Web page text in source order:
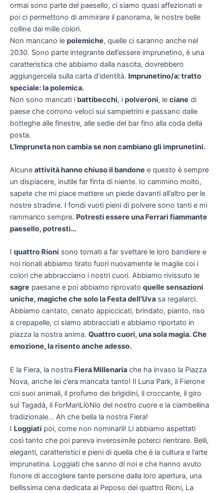
ormai sono parte del paesello, ci siamo quasi affezionati e
poi ci permettono di ammirare il panorama, le nostre belle
colline dai mille colori.
Non mancano le polemiche, quelle ci saranno anche nel
2030. Sono parte integrante dell’essere imprunetino, è una
caratteristica che abbiamo dalla nascita, dovrebbero
aggiungercela sulla carta d’identità. Imprunetino/a: tratto
speciale: la polemica.
Non sono mancati i battibecchi, i polveroni, le ciane di
paese che corrono veloci sui sampietrini e passano dalle
botteghe alle finestre, alle sedie del bar fino alla coda della
posta.
L’Impruneta non cambia se non cambiano gli imprunetini.
Alcune attività hanno chiuso il bandone e questo è sempre
un dispiacere, inutile far finta di niente. Io cammino molto,
sapete che mi piace mettere un piede davanti all’altro per le
nostre stradine. I fondi vuoti pieni di polvere sono tanti e mi
rammarico sempre. Potresti essere una Ferrari fiammante
paesello, potresti…
I quattro Rioni sono tornati a far svettare le loro bandiere e
noi rionali abbiamo tirato fuori nuovamente le maglie coi i
colori che abbracciano i nostri cuori. Abbiamo rivissuto le
sagre paesane e poi abbiamo riprovato quelle sensazioni
uniche, magiche che solo la Festa dell’Uva sa regalarci.
Abbiamo cantato, cenato appiccicati, brindato, pianto, riso
a crepapelle, ci siamo abbracciati e abbiamo riportato in
piazza la nostra anima. Quattro cuori, una sola magia. Che
emozione, la risento anche adesso.
E la Fiera, la nostra Fiera Millenaria che ha invaso la Piazza
Nova, anche lei c’era mancata tanto! Il Luna Park, il Fierone
coi suoi animali, il profumo dei brigidini, il croccante, il giro
sul Tagadà, il ForMariLlòNio del nostro cuore e la ciambellina
tradizionale… Ah che bella la nostra Fiera!
I Loggiati poi, come non nominarli! Li abbiamo aspettati
così tanto che poi pareva inverosimile poterci rientrare. Belli,
eleganti, caratteristici e pieni di quella che è la cultura e l’arte
imprunetina. Loggiati che sanno di noi e che hanno avuto
l’onore di accogliere tante persone dalla loro apertura, una
bellissima cena dedicata al Peposo dei quattro Rioni, La